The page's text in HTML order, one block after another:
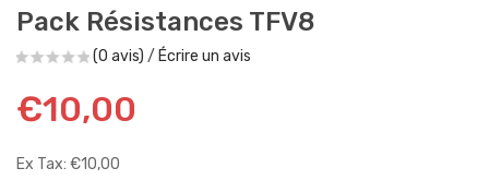
Pack Résistances TFV8
(0 avis) / Écrire un avis
€10,00
Ex Tax: €10,00